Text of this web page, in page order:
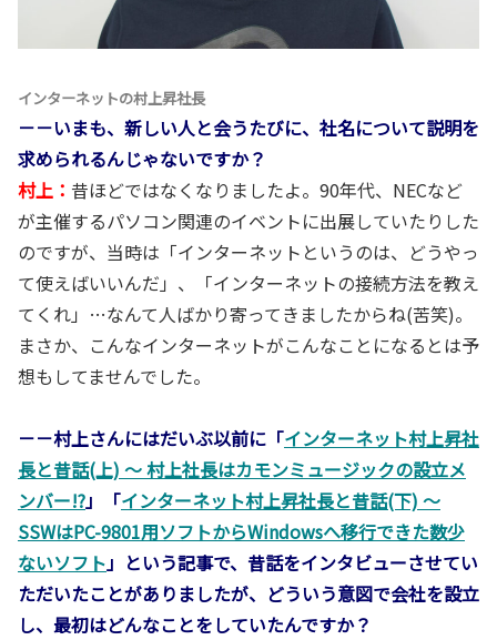
インターネットの村上昇社長
－－いまも、新しい人と会うたびに、社名について説明を
求められるんじゃないですか？
村上： 昔ほどではなくなりましたよ。90年代、NECなど
が主催するパソコン関連のイベントに出展していたりした
のですが、当時は「インターネットというのは、どうやっ
て使えばいいんだ」、「インターネットの接続方法を教え
てくれ」…なんて人ばかり寄ってきましたからね(苦笑)。
まさか、こんなインターネットがこんなことになるとは予
想もしてませんでした。
－－村上さんにはだいぶ以前に「インターネット村上昇社
長と昔話(上) ～ 村上社長はカモンミュージックの設立メ
ンバー!?」「インターネット村上昇社長と昔話(下) ～
SSWはPC-9801用ソフトからWindowsへ移行できた数少
ないソフト」という記事で、昔話をインタビューさせてい
ただいたことがありましたが、どういう意図で会社を設立
し、最初はどんなことをしていたんですか？